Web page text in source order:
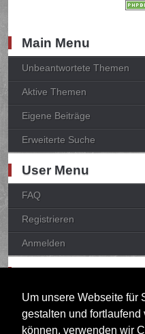
Um unsere Webseite für
gestalten und fortlaufend
können, verwenden wir
Main Menu
Unbeantwortete Themen
Aktive Themen
Eigene Beiträge
Erweiterte Suche
User Menu
FAQ
Registrieren
Anmelden